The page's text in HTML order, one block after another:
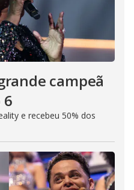
campeã
6
e recebeu 50% dos